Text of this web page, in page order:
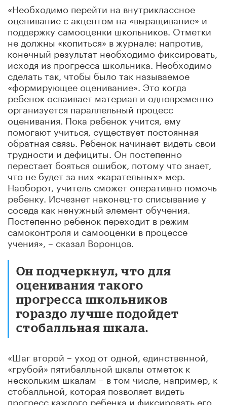
«Необходимо перейти на внутриклассное
оценивание с акцентом на «выращивание» и
поддержку самооценки школьников. Отметки
не должны «копиться» в журнале: напротив,
конечный результат необходимо фиксировать,
исходя из прогресса школьника. Необходимо
сделать так, чтобы было так называемое
«формирующее оценивание». Это когда
ребенок осваивает материал и одновременно
организуется параллельный процесс
оценивания. Пока ребенок учится, ему
помогают учиться, существует постоянная
обратная связь. Ребенок начинает видеть свои
трудности и дефициты. Он постепенно
перестает бояться ошибок, потому что знает,
что не будет за них «карательных» мер.
Наоборот, учитель сможет оперативно помочь
ребенку. Исчезнет наконец-то списывание у
соседа как ненужный элемент обучения.
Постепенно ребенок переходит в режим
самоконтроля и самооценки в процессе
учения», – сказал Воронцов.
Он подчеркнул, что для
оценивания такого
прогресса школьников
гораздо лучше подойдет
стобалльная шкала.
«Шаг второй – уход от одной, единственной,
«грубой» пятибалльной шкалы отметок к
нескольким шкалам – в том числе, например, к
стобалльной, которая позволяет видеть
прогресс каждого ребенка и фиксировать его